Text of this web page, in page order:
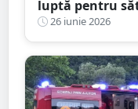
luptă pentru
”acontată” să
26 iunie 2026